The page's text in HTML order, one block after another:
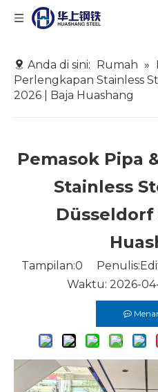
Anda di sini: Rumah »
Perlengkapan Stainless
2026 | Baja Huashang
Pemasok Pipa
Stainless
Düsseldorf
Tampilan:0
Waktu: 2026-